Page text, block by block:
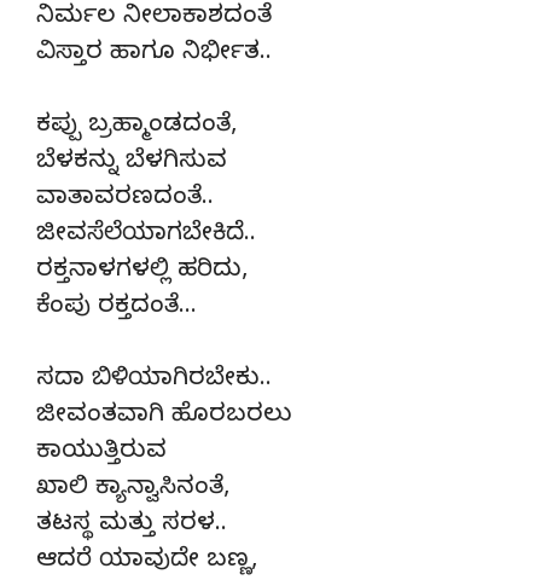
ನಿರ್ಮಲ ನೀಲಾಕಾಶದಂತೆ
ವಿಸ್ತಾರ ಹಾಗೂ ನಿರ್ಭೀತ..
ಕಪ್ಪು ಬ್ರಹ್ಮಾಂಡದಂತೆ,
ಬೆಳಕನ್ನು ಬೆಳಗಿಸುವ
ವಾತಾವರಣದಂತೆ..
ಜೀವಸೆಲೆಯಾಗಬೇಕಿದೆ..
ರಕ್ತನಾಳಗಳಲ್ಲಿ ಹರಿದು,
ಕೆಂಪು ರಕ್ತದಂತೆ…
ಸದಾ ಬಿಳಿಯಾಗಿರಬೇಕು..
ಜೀವಂತವಾಗಿ ಹೊರಬರಲು
ಕಾಯುತ್ತಿರುವ
ಖಾಲಿ ಕ್ಯಾನ್ವಾಸಿನಂತೆ,
ತಟಸ್ಥ ಮತ್ತು ಸರಳ..
ಆದರೆ ಯಾವುದೇ ಬಣ್ಣ,